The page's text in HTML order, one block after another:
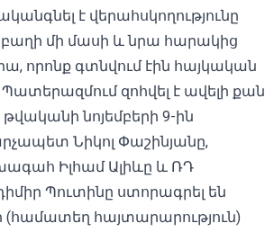
է վերահսկողությունը
մի մասի և նրա հարակից
որոնք գտնվում էին հայկական
Պատերազմում զոհվել է ավելի քան
թվականի նոյեմբերի 9-ին
Նիկոլ Փաշինյանը,
Իլհամ Ալիևը և ՌԴ
Պուտինը ստորագրել են
հայտարարություն)